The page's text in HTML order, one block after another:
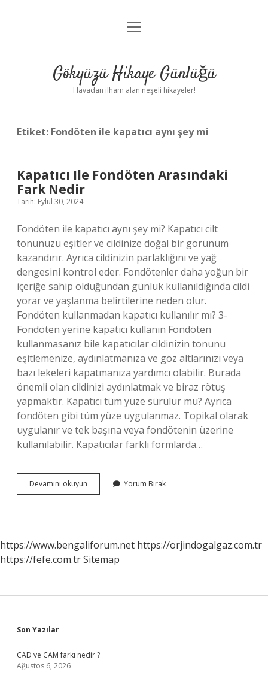
Anasayfa
Yasal Uyarı
menüyü
Gökyüzü Hikaye Günlüğü
Havadan ilham alan neşeli hikayeler!
Etiket: Fondöten ile kapatıcı aynı şey mi
Kapatıcı Ile Fondöten Arasındaki
Fark Nedir
Tarih: Eylül 30, 2024
Fondöten ile kapatıcı aynı şey mi? Kapatıcı cilt
tonunuzu eşitler ve cildinize doğal bir görünüm
kazandırır. Ayrıca cildinizin parlaklığını ve yağ
dengesini kontrol eder. Fondötenler daha yoğun bir
içeriğe sahip olduğundan günlük kullanıldığında cildi
yorar ve yaşlanma belirtilerine neden olur.
Fondöten kullanmadan kapatıcı kullanılır mı? 3-
Fondöten yerine kapatıcı kullanın Fondöten
kullanmasanız bile kapatıcılar cildinizin tonunu
eşitlemenize, aydınlatmanıza ve göz altlarınızı veya
bazı lekeleri kapatmanıza yardımcı olabilir. Burada
önemli olan cildinizi aydınlatmak ve biraz rötuş
yapmaktır. Kapatıcı tüm yüze sürülür mü? Ayrıca
fondöten gibi tüm yüze uygulanmaz. Topikal olarak
uygulanır ve tek başına veya fondötenin üzerine
kullanılabilir. Kapatıcılar farklı formlarda…
Devamını okuyun Kapatıcı
Ile
Yorum Bırak
https://www.bengaliforum.net https://orjindogalgaz.com.tr
https://fefe.com.trSitemap
Sidebar
Son Yazılar
CAD ve CAM farkı nedir ?
Ağustos 6, 2026